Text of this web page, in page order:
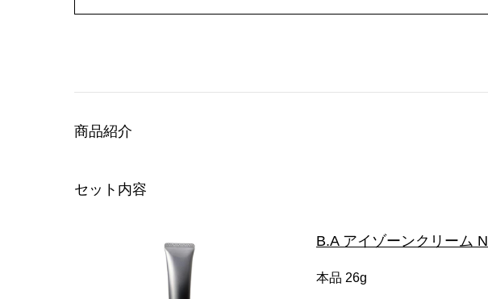
商品紹介
セット内容
B.A アイゾーンクリーム N
本品 26g